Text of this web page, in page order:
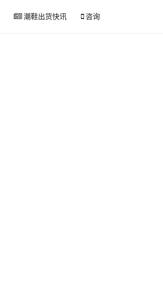
潮鞋出货快讯 咨询